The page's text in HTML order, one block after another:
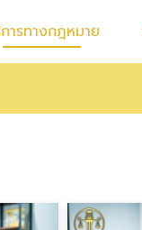
ารทางกฎหมาย